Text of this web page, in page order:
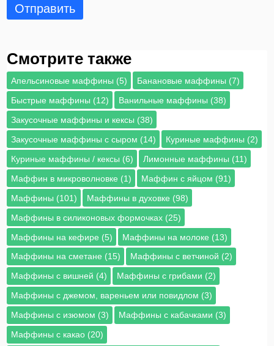
Отправить
Смотрите также
Апельсиновые маффины (5)
Банановые маффины (7)
Быстрые маффины (12)
Ванильные маффины (38)
Закусочные маффины и кексы (38)
Закусочные маффины с сыром (14)
Куриные маффины (2)
Куриные маффины / кексы (6)
Лимонные маффины (11)
Маффин в микроволновке (1)
Маффин с яйцом (91)
Маффины (101)
Маффины в духовке (98)
Маффины в силиконовых формочках (25)
Маффины на кефире (5)
Маффины на молоке (13)
Маффины на сметане (15)
Маффины с ветчиной (2)
Маффины с вишней (4)
Маффины с грибами (2)
Маффины с джемом, вареньем или повидлом (3)
Маффины с изюмом (3)
Маффины с кабачками (3)
Маффины с какао (20)